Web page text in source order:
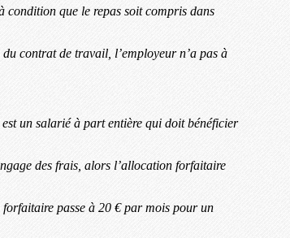
condition que le repas soit compris dans
contrat de travail, l’employeur n’a pas à
un salarié à part entière qui doit bénéficier
des frais, alors l’allocation forfaitaire
passe à 20 € par mois pour un